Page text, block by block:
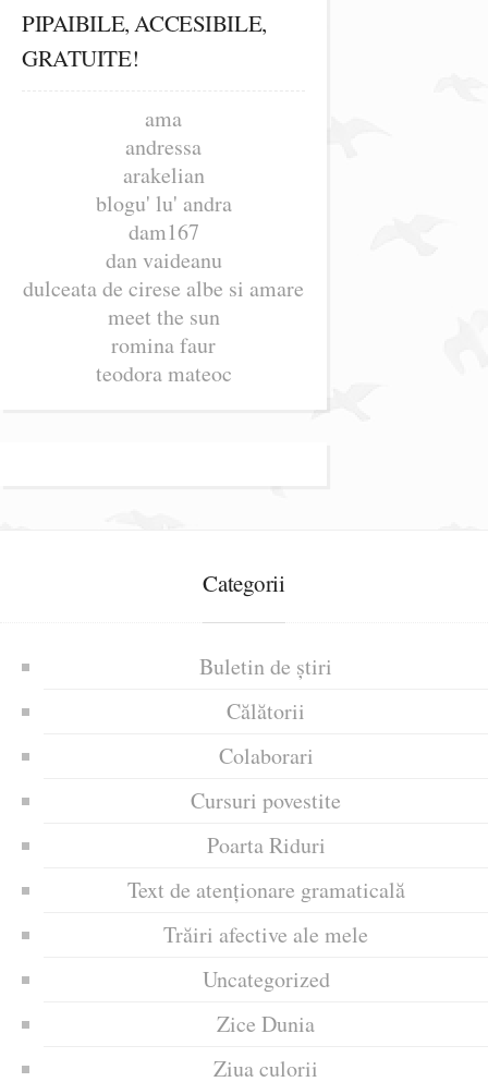
PIPAIBILE, ACCESIBILE,
GRATUITE!
ama
andressa
arakelian
blogu' lu' andra
dam167
dan vaideanu
dulceata de cirese albe si amare
meet the sun
romina faur
teodora mateoc
Categorii
Buletin de știri
Călătorii
Colaborari
Cursuri povestite
Poarta Riduri
Text de atenționare gramaticală
Trăiri afective ale mele
Uncategorized
Zice Dunia
Ziua culorii